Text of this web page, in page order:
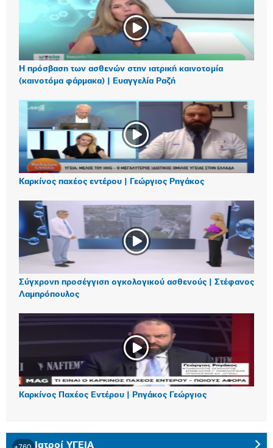
Η πρόσβαση των ασθενών στην ιατρική καινοτομία
(καινοτόμα φάρμακα) | Ευαγγελία Ραζή
Καρκίνος παχέος εντέρου | Γεώργιος Ρηγάκος
Σύγχρονη προσέγγιση ογκολογικού ασθενούς | Στέφανος
Λαμπρόπουλος
Καρκίνος Παχέος Εντέρου | Ρηγάκος Γεώργιος
Ιατροί ΥΓΕΙΑ